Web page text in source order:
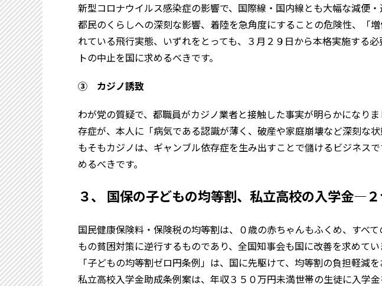
新型コロナウイルス感染症の影響で、国際線・国内線とも大幅な減便・
都民のくらしへの深刻な影響、着陸を急角度にすることの危険性、「
れている飛行実態、いずれをとっても、３月２９日から本格実施する
トの中止を国に求めるべきです。
③ カジノ誘致
わが党の質疑で、都職員がカジノ業者と接触した事実が明らかになり
存症が、本人に「病気である認識が薄く、破産や家庭崩壊など深刻な
もそもカジノは、ギャンブル依存症を生み出すことで儲けるビジネス
めるべきです。
３、 国保の子どもの均等割、私立高校の入学金―
国民健康保険料・保険税の均等割は、０歳の赤ちゃんもふくめ、すべ
もの貧困対策に逆行するものであり、全国知事会も国に改善を求めて
「子どもの均等割ゼロ円条例」は、国に先駆けて、均等割の負担軽減を
私立高校入学金助成条例案は、年収３５０万円未満世帯の生徒に入学